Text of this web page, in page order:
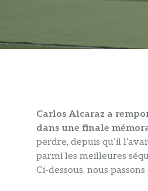
Carlos Alcaraz a
dans une finale
perdre, depuis qu’il
parmi les meilleures
Ci-dessous, nous